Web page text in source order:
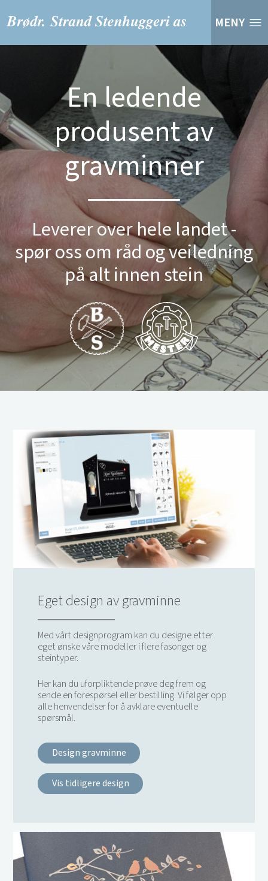
MENY
En ledende
produsent av
gravminner
Leverer over hele landet -
spør oss om råd og veiledning
på alt innen stein
Eget design av gravminne
Med vårt designprogram kan du designe etter
eget ønske våre modeller i flere fasonger og
steintyper.
Her kan du uforpliktende prøve deg frem og
sende en forespørsel eller bestilling. Vi følger opp
alle henvendelser for å avklare eventuelle
spørsmål.
Design gravminne
Vis tidligere design